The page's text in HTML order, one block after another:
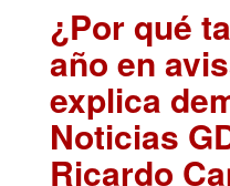
¿Por qué
año en
explica
Noticias
Ricardo